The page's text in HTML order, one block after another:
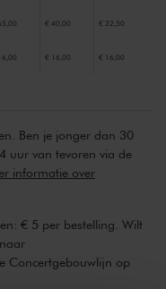
haar enorme
€ 40,00 € 32,50
€ 16,00 € 16,00
Ben je jonger dan 30
uur van tevoren via de
informatie over
€ 5 per bestelling. Wilt
Concertgebouwlijn op